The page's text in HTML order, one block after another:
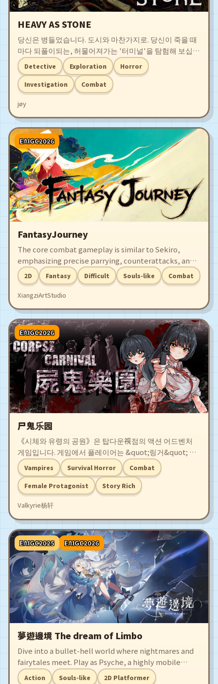
HEAVY AS STONE
당신은 병들었습니다. 도시와 마찬가지로. 당신이 죽을 때
마다 되풀이되는, 허물어져가는 '터미널'을 탐험해 보십시
오. 저주받은 사건의 진상을 파헤치십시오. 당신에게 나타
나는 증상을 벼려내어 무기로 사용하십시오. 진실을 찾지
못하면, 진실과 함께 끊임없이 추락할 뿐.
Detective Exploration Horror
Investigation Combat
jøy
EAIGC2026
FantasyJourney
The core combat gameplay is similar to Sekiro,
emphasizing precise parrying, counterattacks, and
dodging—players can even trigger powerful
counters with regular attacks. The game features
richly detailed environments and a vast, expansive
2D Fantasy Difficult Souls-like Combat
XiangziArtStudio
EAIGC2026
尸鬼乐园
《시체와 유령의 공원》은 탑다운視점의 액션 어드벤처
게임입니다. 게임에서 플레이어는 &quot;링거&quot; 군
사 학교 1학년 리샤오멍(李晓萌)으로 변身해 선배 아사미
유키(麻美由紀)와 함께 좀비와 괴물로 가득 찬 도시에서
탈출하게 됩니다.
Vampires Survival Horror Combat
Female Protagonist Story Rich
Valkyrie杨轩
EAIGC2025 EAIGC2026
夢遊邊境 The dream of Limbo
Dive into a bullet-hell world where nightmares and
fairytales meet. Play as Psyche, a highly mobile
heroine who fights with three distinct partners.
Action Souls-like 2D Platformer